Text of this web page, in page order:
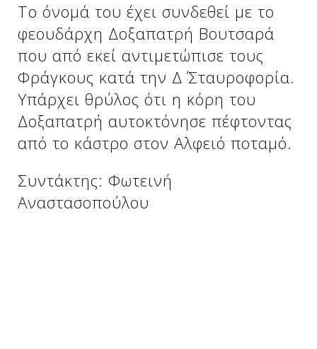
Δείτε μας:
Δείτε μας:
Δείτε μας:
Δείτε μας:
Δείτε μας:
Δείτε μας:
Δείτε μας:
Δείτε μας:
Δείτε μας:
Το όνομά του έχει συνδεθεί με το
φεουδάρχη Δοξαπατρή Βουτσαρά
που από εκεί αντιμετώπισε τους
Φράγκους κατά την Δ΄ Σταυροφορία.
Υπάρχει θρύλος ότι η κόρη του
Δοξαπατρή αυτοκτόνησε πέφτοντας
από το κάστρο στον Αλφειό ποταμό.
Συντάκτης: Φωτεινή
Αναστασοπούλου